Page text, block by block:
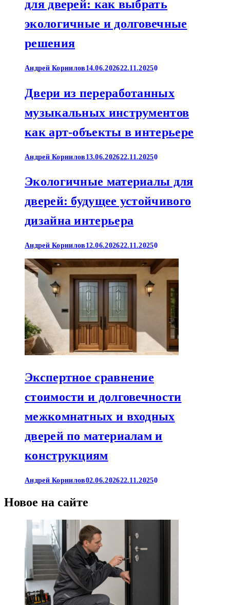
для дверей: как выбрать
экологичные и долговечные
решения
Андрей Корнилов 14.06.202622.11.20250
Двери из переработанных
музыкальных инструментов
как арт-объекты в интерьере
Андрей Корнилов 13.06.202622.11.20250
Экологичные материалы для
дверей: будущее устойчивого
дизайна интерьера
Андрей Корнилов 12.06.202622.11.20250
Экспертное сравнение
стоимости и долговечности
межкомнатных и входных
дверей по материалам и
конструкциям
Андрей Корнилов02.06.202622.11.20250
Новое на сайте